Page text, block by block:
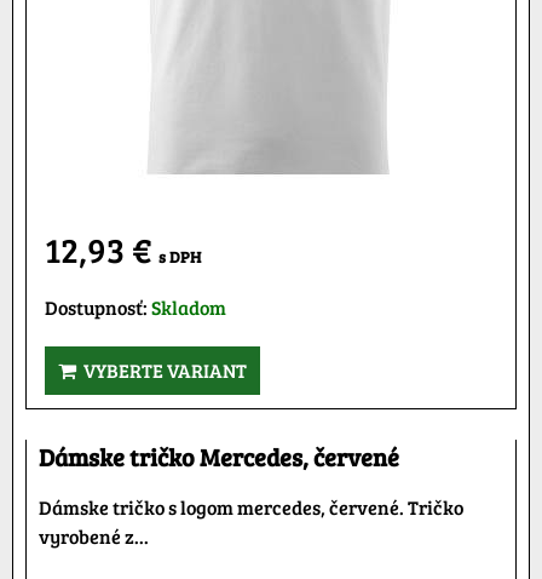
12,93 € s DPH
Dostupnosť:Skladom
VYBERTE VARIANT
Dámske tričko Mercedes, červené
Dámske tričko s logom mercedes, červené. Tričko
vyrobené z...